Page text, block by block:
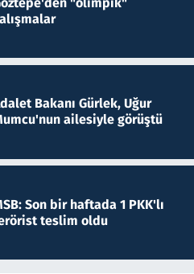
Bakanı Gürlek, Uğur
ailesiyle görüştü
Son bir haftada 1 PKK'lı
teslim oldu